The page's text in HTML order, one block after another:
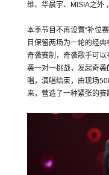
维、华晨宇、MISIA之外
本季节目不再设置“补位
目保留两场为一轮的经
奇袭赛制，奇袭歌手可
袭一对一挑战，发起奇
唱，演唱结束，由现场
来，营造了一种紧张的赛